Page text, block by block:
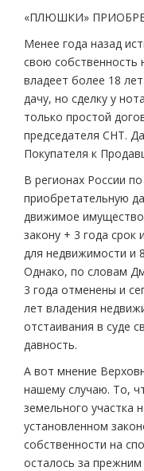
«ПЛЮШКИ»
Менее года назад
свою собственность
владеет более 18
дачу, но сделку у
только простой
председателя СНТ.
Покупателя к
В регионах России
приобретательную
движимое
закону + 3 года срок
для недвижимости и
Однако, по словам
3 года отменены и
лет владения
отстаивания в суде
давность.
А вот мнение
нашему случаю. То,
земельного участка
установленном
собственности на
осталось за